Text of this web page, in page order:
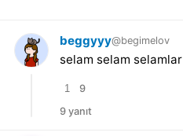
beggyyy@begimelov
selam selam selamlar
1
9
9 yanıt